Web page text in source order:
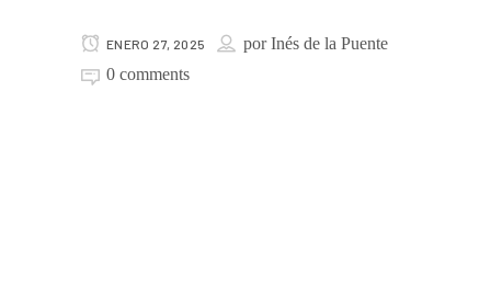
ENERO 27, 2025 porInés de la Puente
0 comments